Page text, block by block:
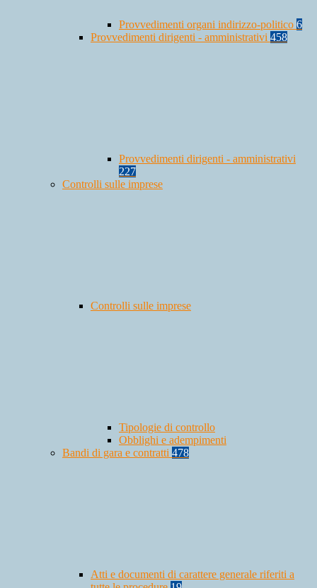
Provvedimenti organi indirizzo-politico 6
Provvedimenti dirigenti - amministrativi 458
Provvedimenti dirigenti - amministrativi
227
Controlli sulle imprese
Controlli sulle imprese
Tipologie di controllo
Obblighi e adempimenti
Bandi di gara e contratti 478
Atti e documenti di carattere generale riferiti a